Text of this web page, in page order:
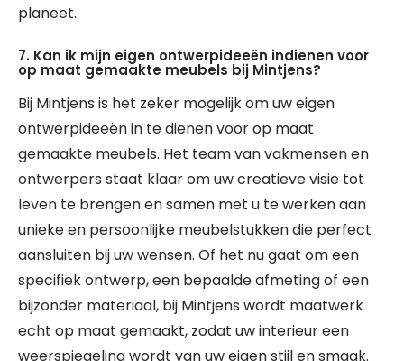
planeet.
7. Kan ik mijn eigen ontwerpideeën indienen voor
op maat gemaakte meubels bij Mintjens?
Bij Mintjens is het zeker mogelijk om uw eigen
ontwerpideeën in te dienen voor op maat
gemaakte meubels. Het team van vakmensen en
ontwerpers staat klaar om uw creatieve visie tot
leven te brengen en samen met u te werken aan
unieke en persoonlijke meubelstukken die perfect
aansluiten bij uw wensen. Of het nu gaat om een
specifiek ontwerp, een bepaalde afmeting of een
bijzonder materiaal, bij Mintjens wordt maatwerk
echt op maat gemaakt, zodat uw interieur een
weerspiegeling wordt van uw eigen stijl en smaak.